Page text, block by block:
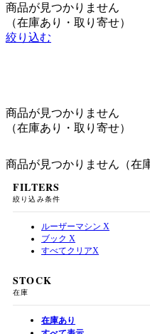
商品が見つかりません
（在庫あり・取り寄せ）
絞り込む
商品が見つかりません
（在庫あり・取り寄せ）
商品が見つかりません（在
FILTERS
絞り込み条件
ルーザーマシン X
ブック X
すべてクリアX
STOCK
在庫
在庫あり